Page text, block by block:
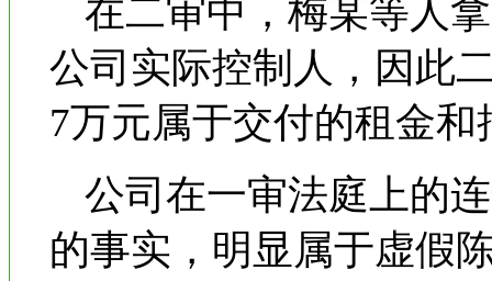
在二审中，梅某等人
公司实际控制人，因此
7万元属于交付的租金和
公司在一审法庭上的
的事实，明显属于虚假